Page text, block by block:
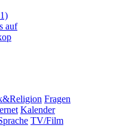
auf
Fragen
Kalender
TV/Film